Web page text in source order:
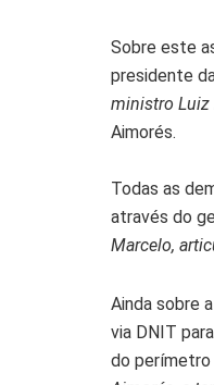
Sobre este
presidente
ministro Luiz
Aimorés.
Todas as
através do
Marcelo,
Ainda sobre
via DNIT
do perímetro